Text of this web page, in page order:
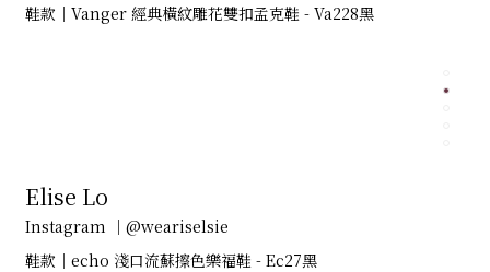
鞋款｜Vanger 經典橫紋雕花雙扣孟克鞋 - Va228黑
Elise Lo
Instagram ｜@weariselsie
鞋款｜echo 淺口流蘇擦色樂福鞋 - Ec27黑